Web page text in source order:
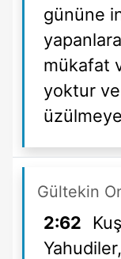
gününe
mükafat
yoktur
Gültekin
2:62